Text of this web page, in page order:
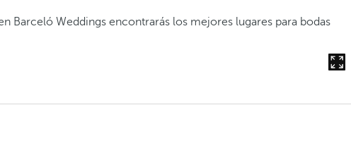
Barceló Weddings encontrarás los mejores lugares para bodas